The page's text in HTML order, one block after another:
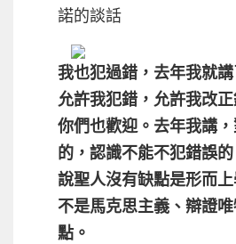
諾的談話
我也犯過錯，去年我就
允許我犯錯，允許我改正
你們也歡迎。去年我講
的，認識不能不犯錯誤的
說聖人沒有缺點是形而
不是馬克思主義、辯證
點。